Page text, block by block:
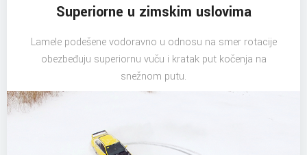
Superiorne u zimskim uslovima
Lamele podešene vodoravno u odnosu na smer rotacije
obezbeđuju superiornu vuču i kratak put kočenja na
snežnom putu.